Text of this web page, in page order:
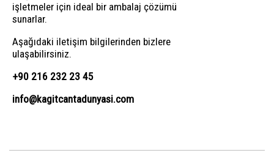
işletmeler için ideal bir ambalaj çözümü
sunarlar.
Aşağıdaki iletişim bilgilerinden bizlere
ulaşabilirsiniz.
+90 216 232 23 45
info@kagitcantadunyasi.com